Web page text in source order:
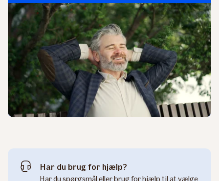
Har du brug for hjælp?
Har du spørgsmål eller brug for hjælp til at vælge